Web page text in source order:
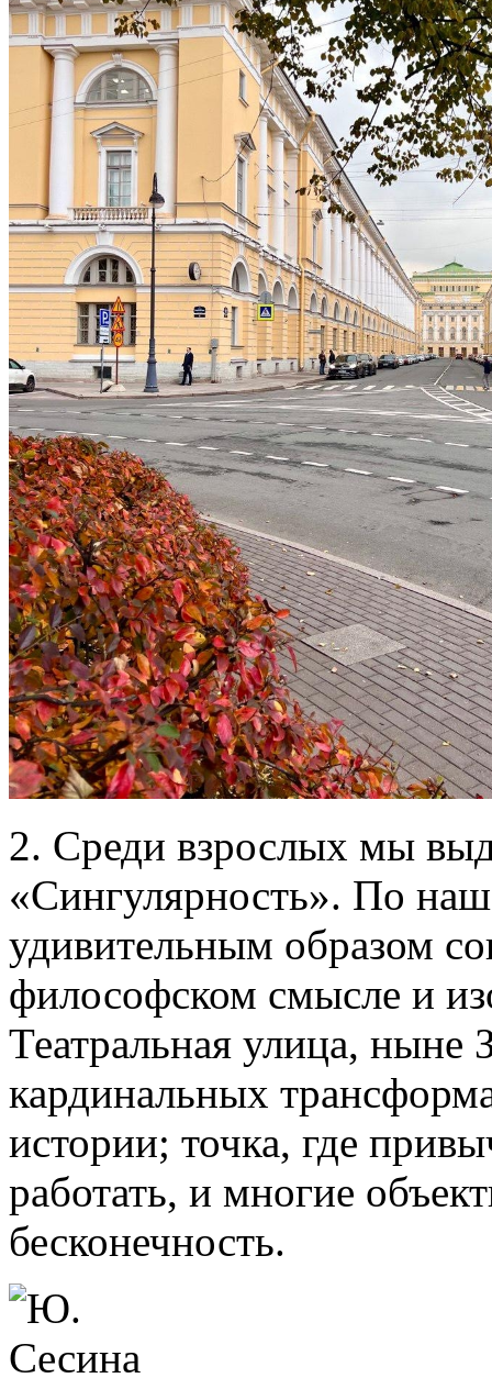
2. Среди взрослых мы
«Сингулярность». По
удивительным образом
философском смысле и
Театральная улица, ныне
кардинальных
истории; точка, где
работать, и многие
бесконечность.